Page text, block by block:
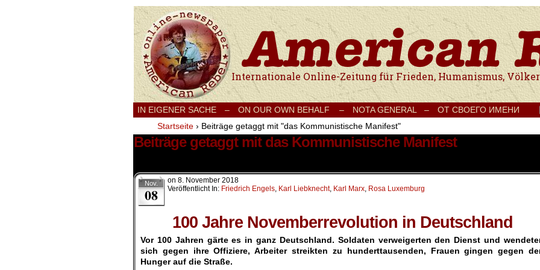
Internationale Onlinezeitung für Frieden, Humanismus, Völkerverständigung und
IN EIGENER SACHE – ON OUR OWN BEHALF – NOTA GENERAL – ОТ СВОЕГО ИМЕНИ
Startseite › Beiträge getaggt mit "das Kommunistische Manifest"
Beiträge getaggt mit das Kommunistische Manifest
Nov.
08
on 8. November 2018
Veröffentlicht In: Friedrich Engels, Karl Liebknecht, Karl Marx, Rosa Luxemburg
100 Jahre Novemberrevolution in Deutschland
Vor 100 Jahren gärte es in ganz Deutschland. Soldaten verweigerten den Dienst und
sich gegen ihre Offiziere, Arbeiter streikten zu hunderttausenden, Frauen gingen gegen
Hunger auf die Straße.